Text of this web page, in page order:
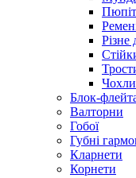
Різне
Блок-
Валторни
Гобої
Губні
Кларнети
Корнети